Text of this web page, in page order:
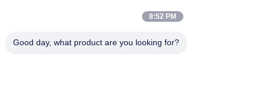
8:52 PM
Good day, what product are you looking for?